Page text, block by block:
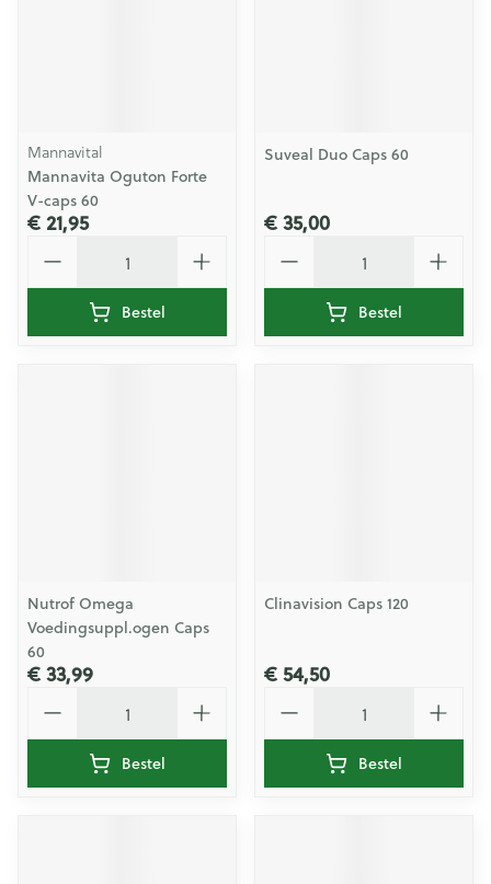
Mannavital
Mannavita Oguton Forte
V-caps 60
€ 21,95
Bestel
Suveal Duo Caps 60
€ 35,00
Bestel
Nutrof Omega
Voedingsuppl.ogen Caps
60
€ 33,99
Bestel
Clinavision Caps 120
€ 54,50
Bestel